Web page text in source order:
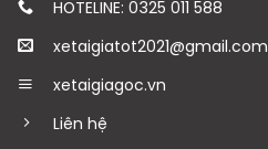
HOTELINE: 0325 011 588
xetaigiatot2021@gmail.com
xetaigiagoc.vn
Liên hệ